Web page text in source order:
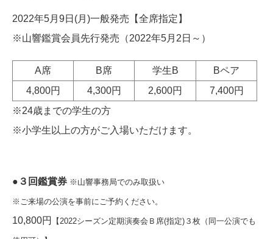
2022年5月9日(月)一般発売【全席指定】
※山響鑑賞会員先行発売（2022年5月2日～）
A席 B席 学生B
Bペア
4,800円
4,300円 2,600円
7,400円
※24歳までの学生の方
※小学生以上の方がご入場いただけます。
●３回鑑賞券 ※山響事務局でのみ取扱い
※ご来場の公演を事前にご予約ください。
10,800円 【2022シーズン定期演奏会Ｂ席(指定)３枚（同一公演でも